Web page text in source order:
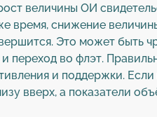
величины ОИ
время, снижение
Это может быть
переход во флэт.
и поддержки. Если
вверх, а показатели